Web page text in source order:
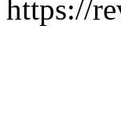
https://